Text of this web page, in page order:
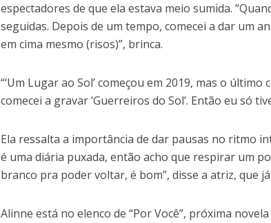
espectadores de que ela estava meio sumida.
seguidas. Depois de um tempo, comecei a dar um
em cima mesmo (risos)”, brinca.
“‘Um Lugar ao Sol’ começou em 2019, mas o
comecei a gravar ‘Guerreiros do Sol’. Então eu só
Ela ressalta a importância de dar pausas no ritmo
é uma diária puxada, então acho que respirar um
branco pra poder voltar, é bom”, disse a atriz, que
Alinne está no elenco de “Por Você”, próxima